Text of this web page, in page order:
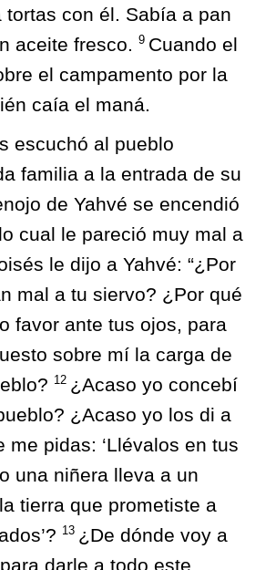
con él. Sabía a pan
aceite fresco. 9 Cuando el
el campamento por la
caía el maná.
escuchó al pueblo
familia a la entrada de su
de Yahvé se encendió
cual le pareció muy mal a
le dijo a Yahvé: “¿Por
mal a tu siervo? ¿Por qué
favor ante tus ojos, para
sobre mí la carga de
12 ¿Acaso yo concebí
¿Acaso yo los di a
me pidas: ‘Llévalos en tus
una niñera lleva a un
tierra que prometiste a
13 ¿De dónde voy a
darle a todo este